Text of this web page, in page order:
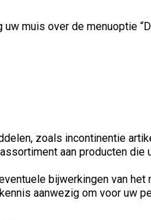
muis over de menuoptie
zoals incontinentie
aan producten
bijwerkingen van
aanwezig om voor uw